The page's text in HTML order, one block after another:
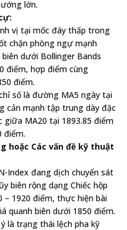
lớn.
vị tại mốc đáy thấp trong
chặn phòng ngự mạnh
dưới Bollinger Bands
điểm, hợp điểm cùng
điểm.
số là đường MA5 ngày tại
cản mạnh tập trung dày đặc
MA20 tại 1893.85 điểm
điểm.
hoặc Các vấn đề kỹ thuật
Index đang dịch chuyển sát
biên rộng dạng Chiếc hộp
– 1920 điểm, thực hiện bài
quanh biên dưới 1850 điểm.
là trạng thái lệch pha kỹ